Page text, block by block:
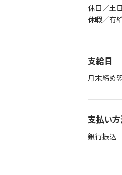
休日／土
休暇／有
支給日
月末締め
支払い
銀行振込